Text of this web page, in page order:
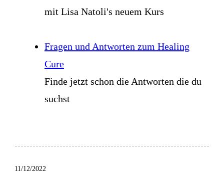
mit Lisa Natoli's neuem Kurs
Fragen und Antworten zum Healing
Cure
Finde jetzt schon die Antworten die du
suchst
11/12/2022